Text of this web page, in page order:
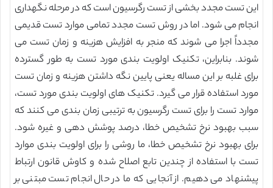
این تست مجدد بخشی از تست رگرسیون است که در مرحله نگهداری
انجام می شود. اما در روش تست مجدد تمامی موارد تست قدیمی
مجدداً اجرا می شوند که منجر به افزایش هزینه و زمان تست می
شوند. بنابراین، تکنیک اولویت بندی مورد تست به طور گسترده
برای غلبه بر این مساله یعنی پایین نگه داشتن هزینه و زمان تست
مورد استفاده قرار می گیرد. تکنیک های اولویت بندی مورد تست،
موارد تست را برای تست رگرسیون به ترتیبی زمان بندی می کنند که
سبب بهبود نرخ تشخیص خطا، درصد پوشش دهی و غیره شود.
برای بهبود نرخ تشخیص خطا، ما روشی را برای اولویت بندی موارد
تست با استفاده از چندین تابع اصلاح شده و کاوش قانون ارتباط
پیشنهاد می دهیم. از آنجایی که ما در حال انجام تست مبتنی بر